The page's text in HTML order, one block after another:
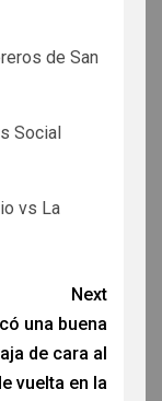
de San
Social
vs La
Next
una buena
de cara al
vuelta en la